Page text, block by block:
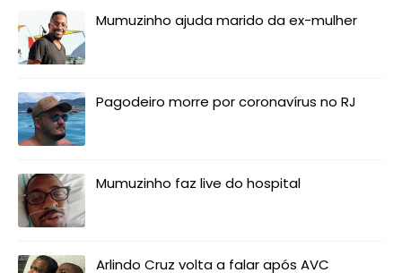
Mumuzinho ajuda marido da ex-mulher
Pagodeiro morre por coronavírus no RJ
Mumuzinho faz live do hospital
Arlindo Cruz volta a falar após AVC